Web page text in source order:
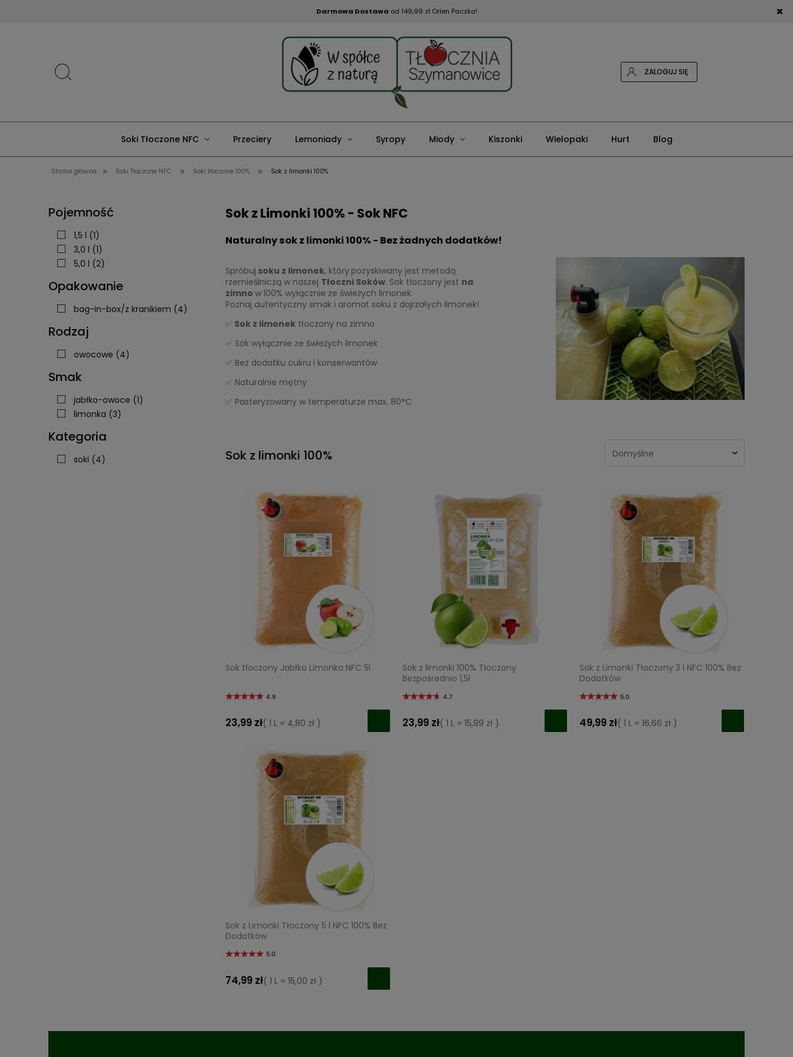
Darmowa Dostawa od 149,99 zł Orlen Paczka!
ZALOGUJ SIĘ
Soki Tłoczone NFC Przeciery Lemoniady Syropy Miody Kiszonki Wielopaki Hurt Blog
Strona główna » Soki Tłoczone NFC » Soki tłoczone 100% » Sok z limonki 100%
Pojemność
1,5 l (1)
3,0 l (1)
5,0 l (2)
Opakowanie
bag-in-box/z kranikiem (4)
Rodzaj
owocowe (4)
Smak
jabłko-owoce (1)
limonka (3)
Kategoria
soki (4)
Sok z Limonki 100% - Sok NFC
Naturalny sok z limonki 100% - Bez żadnych dodatków!
Spróbuj soku z limonek, który pozyskiwany jest metodą
rzemieślniczą w naszej Tłoczni Soków. Sok tłoczony jest na
zimno w100% wyłącznie ze świeżych limonek.
Poznaj autentyczny smak i aromat soku z dojrzałych limonek!
✅ Sok z limonek tłoczony na zimno
✅ Sok wyłącznie ze świeżych limonek
✅ Bez dodatku cukru i konserwantów
✅ Naturalnie mętny
✅ Pasteryzowany w temperaturze max. 80°C
Sok z limonki 100%
Sok tłoczony Jabłko Limonka NFC 5l
4.9
23,99 zł( 1 L = 4,80 zł )
Sok z limonki 100% Tłoczony
Bezpośrednio 1,5l
4.7
23,99 zł( 1 L = 15,99 zł )
Sok z Limonki Tłoczony 3 l NFC 100% Bez
Dodatków
5.0
49,99 zł( 1 L = 16,66 zł )
Sok z Limonki Tłoczony 5 l NFC 100% Bez
Dodatków
5.0
74,99 zł( 1 L = 15,00 zł )